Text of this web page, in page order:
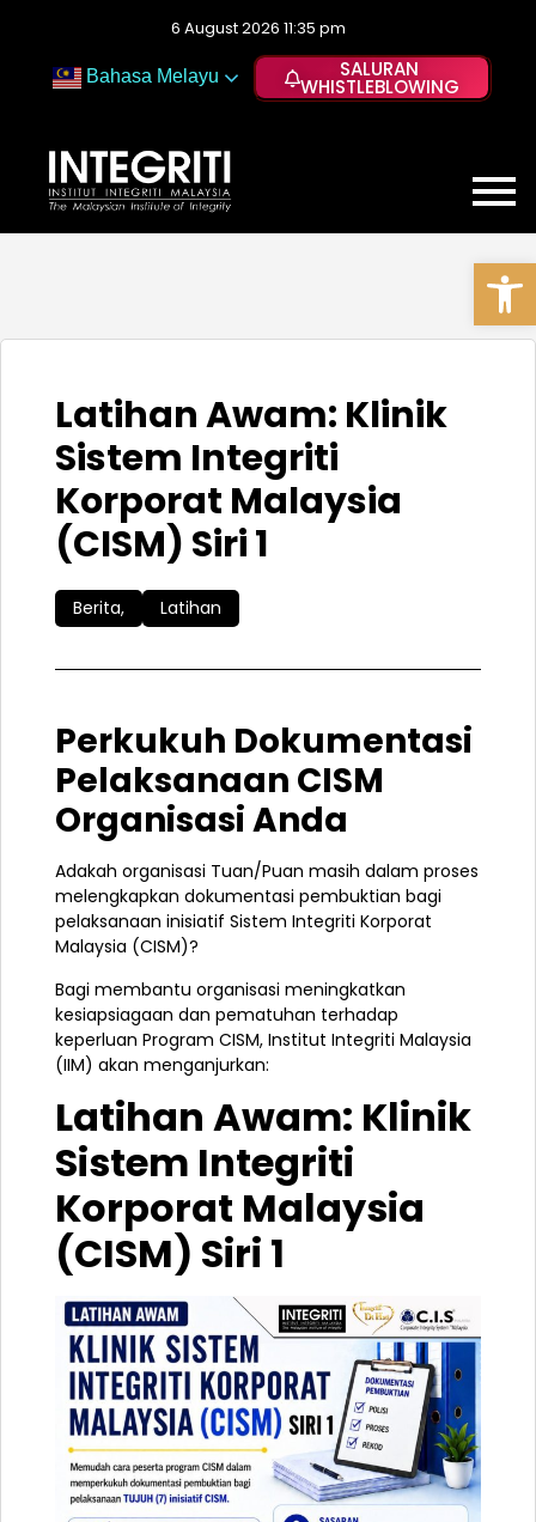
6 August 2026 11:35 pm
Bahasa Melayu SALURAN
WHISTLEBLOWING
Latihan Awam: Klinik
Sistem Integriti
Korporat Malaysia
(CISM) Siri 1
Berita, Latihan
Perkukuh Dokumentasi
Pelaksanaan CISM
Organisasi Anda
Adakah organisasi Tuan/Puan masih dalam proses
melengkapkan dokumentasi pembuktian bagi
pelaksanaan inisiatif Sistem Integriti Korporat
Malaysia (CISM)?
Bagi membantu organisasi meningkatkan
kesiapsiagaan dan pematuhan terhadap
keperluan Program CISM, Institut Integriti Malaysia
(IIM) akan menganjurkan:
Latihan Awam: Klinik
Sistem Integriti
Korporat Malaysia
(CISM) Siri 1